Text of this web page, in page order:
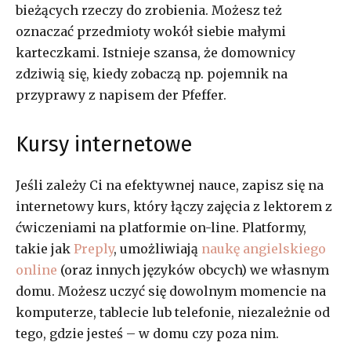
bieżących rzeczy do zrobienia. Możesz też
oznaczać przedmioty wokół siebie małymi
karteczkami. Istnieje szansa, że domownicy
zdziwią się, kiedy zobaczą np. pojemnik na
przyprawy z napisem der Pfeffer.
Kursy internetowe
Jeśli zależy Ci na efektywnej nauce, zapisz się na
internetowy kurs, który łączy zajęcia z lektorem z
ćwiczeniami na platformie on-line. Platformy,
takie jak Preply, umożliwiają naukę angielskiego
online (oraz innych języków obcych) we własnym
domu. Możesz uczyć się dowolnym momencie na
komputerze, tablecie lub telefonie, niezależnie od
tego, gdzie jesteś – w domu czy poza nim.